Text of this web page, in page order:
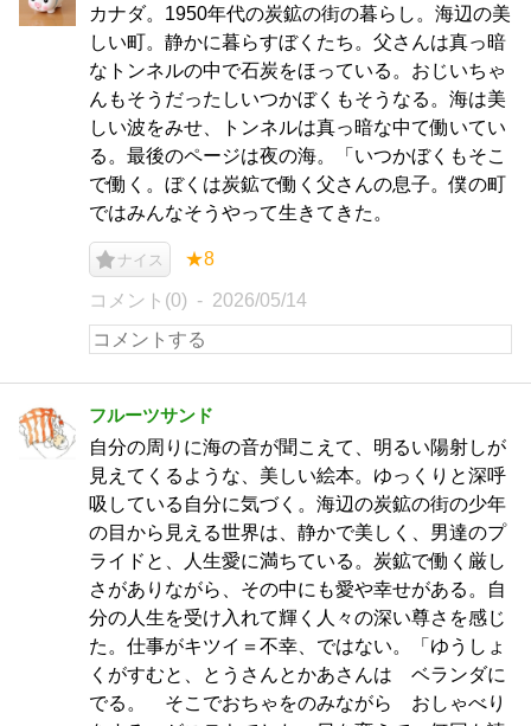
カナダ。1950年代の炭鉱の街の暮らし。海辺の美
しい町。静かに暮らすぼくたち。父さんは真っ暗
なトンネルの中で石炭をほっている。おじいちゃ
んもそうだったしいつかぼくもそうなる。海は美
しい波をみせ、トンネルは真っ暗な中て働いてい
る。最後のページは夜の海。「いつかぼくもそこ
で働く。ぼくは炭鉱で働く父さんの息子。僕の町
ではみんなそうやって生きてきた。
ナイス ★8
コメント(0) 2026/05/14
フルーツサンド
自分の周りに海の音が聞こえて、明るい陽射しが
見えてくるような、美しい絵本。ゆっくりと深呼
吸している自分に気づく。海辺の炭鉱の街の少年
の目から見える世界は、静かで美しく、男達のプ
ライドと、人生愛に満ちている。炭鉱で働く厳し
さがありながら、その中にも愛や幸せがある。自
分の人生を受け入れて輝く人々の深い尊さを感じ
た。仕事がキツイ＝不幸、ではない。「ゆうしょ
くがすむと、とうさんとかあさんは ベランダに
でる。 そこでおちゃをのみながら おしゃべり